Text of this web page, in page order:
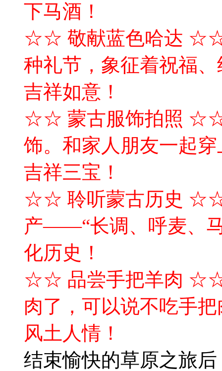
下马酒！
☆☆ 敬献蓝色哈达 ☆☆
种礼节，象征着祝福
吉祥如意！
☆☆ 蒙古服饰拍照 ☆☆
饰。和家人朋友一起
吉祥三宝！
☆☆ 聆听蒙古历史 ☆☆
产——“长调、呼麦、
化历史！
☆☆ 品尝手把羊肉 ☆☆
肉了，可以说不吃手
风土人情！
结束愉快的草原之旅